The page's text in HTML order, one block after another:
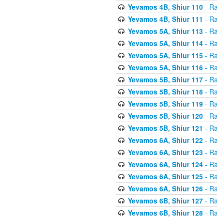
Yevamos 4B, Shiur 110-
Yevamos 4B, Shiur 111 -
Yevamos 5A, Shiur 113-
Yevamos 5A, Shiur 114-
Yevamos 5A, Shiur 115-
Yevamos 5A, Shiur 116-
Yevamos 5B, Shiur 117-
Yevamos 5B, Shiur 118-
Yevamos 5B, Shiur 119-
Yevamos 5B, Shiur 120-
Yevamos 5B, Shiur 121 -
Yevamos 6A, Shiur 122-
Yevamos 6A, Shiur 123-
Yevamos 6A, Shiur 124-
Yevamos 6A, Shiur 125-
Yevamos 6A, Shiur 126-
Yevamos 6B, Shiur 127-
Yevamos 6B, Shiur 128-